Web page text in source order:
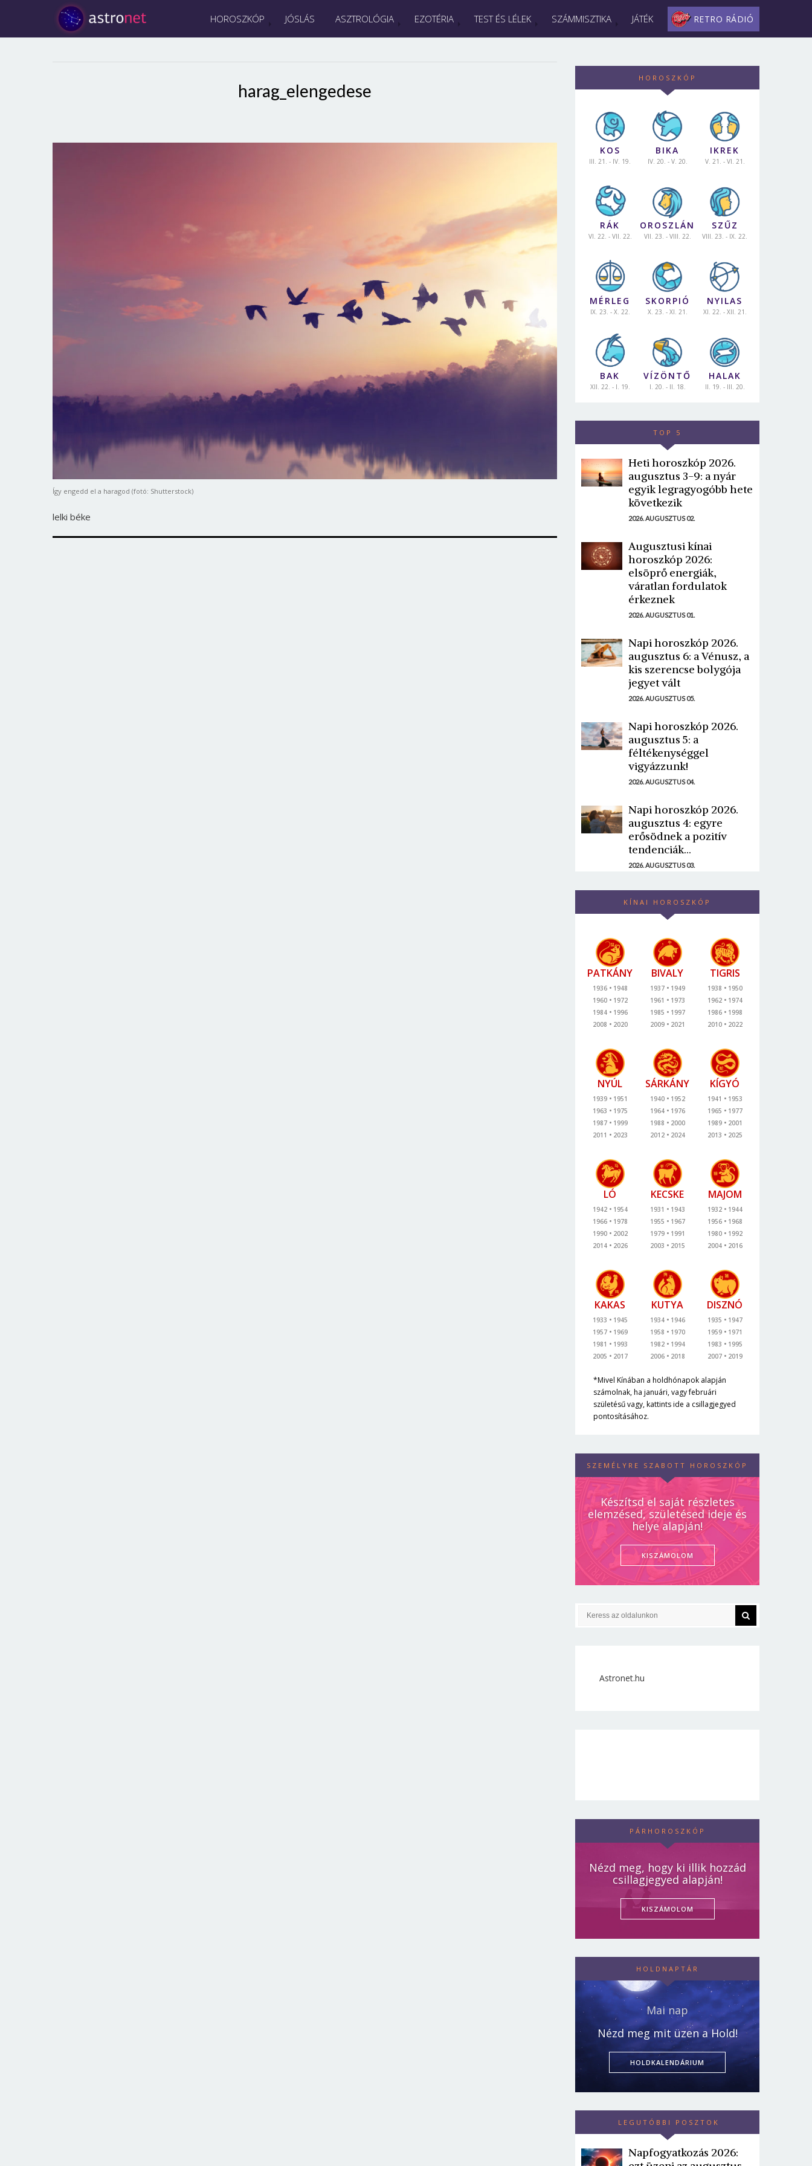
HOROSZKÓP JÓSLÁS ASZTROLÓGIA EZOTÉRIA TEST ÉS LÉLEK SZÁMMISZTIKA JÁTÉK RETRO RÁDIÓ
harag_elengedese
Így engedd el a haragod (fotó: Shutterstock)
lelki béke
HOROSZKÓP
KOS
III. 21. - IV. 19.
BIKA
IV. 20. - V. 20.
IKREK
V. 21. - VI. 21.
RÁK
VI. 22. - VII. 22.
OROSZLÁN
VII. 23. - VIII. 22.
SZŰZ
VIII. 23. - IX. 22.
MÉRLEG
IX. 23. - X. 22.
SKORPIÓ
X. 23. - XI. 21.
NYILAS
XI. 22. - XII. 21.
BAK
XII. 22. - I. 19.
VÍZÖNTŐ
I. 20. - II. 18.
HALAK
II. 19. - III. 20.
TOP 5
Heti horoszkóp 2026.
augusztus 3-9: a nyár
egyik legragyogóbb hete
következik
2026. AUGUSZTUS 02.
Augusztusi kínai
horoszkóp 2026:
elsöprő energiák,
váratlan fordulatok
érkeznek
2026. AUGUSZTUS 01.
Napi horoszkóp 2026.
augusztus 6: a Vénusz, a
kis szerencse bolygója
jegyet vált
2026. AUGUSZTUS 05.
Napi horoszkóp 2026.
augusztus 5: a
féltékenységgel
vigyázzunk!
2026. AUGUSZTUS 04.
Napi horoszkóp 2026.
augusztus 4: egyre
erősödnek a pozitív
tendenciák...
2026. AUGUSZTUS 03.
KÍNAI HOROSZKÓP
PATKÁNY
1936
1948
1960
1972
1984
1996
2008
2020
BIVALY
1937
1949
1961
1973
1985
1997
2009
2021
TIGRIS
1938
1950
1962
1974
1986
1998
2010
2022
NYÚL
1939
1951
1963
1975
1987
1999
2011
2023
SÁRKÁNY
1940
1952
1964
1976
1988
2000
2012
2024
KÍGYÓ
1941
1953
1965
1977
1989
2001
2013
2025
LÓ
1942
1954
1966
1978
1990
2002
2014
2026
KECSKE
1931
1943
1955
1967
1979
1991
2003
2015
MAJOM
1932
1944
1956
1968
1980
1992
2004
2016
KAKAS
1933
1945
1957
1969
1981
1993
2005
2017
KUTYA
1934
1946
1958
1970
1982
1994
2006
2018
DISZNÓ
1935
1947
1959
1971
1983
1995
2007
2019
*Mivel Kínában a holdhónapok alapján
számolnak, ha januári, vagy februári
születésű vagy, kattints ide a csillagjegyed
pontosításához.
SZEMÉLYRE SZABOTT HOROSZKÓP
Készítsd el saját részletes
elemzésed, születésed ideje és
helye alapján!
KISZÁMOLOM
Astronet.hu
PÁRHOROSZKÓP
Nézd meg, hogy ki illik hozzád
csillagjegyed alapján!
KISZÁMOLOM
HOLDNAPTÁR
Mai nap
Nézd meg mit üzen a Hold!
HOLDKALENDÁRIUM
LEGUTÓBBI POSZTOK
Napfogyatkozás 2026: